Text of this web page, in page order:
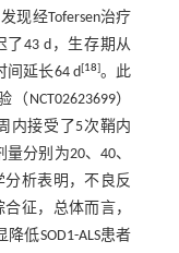
现经Tofersen治疗
43 d，生存期从
间延长64 d[18]。此
NCT02623699）
内接受了5次鞘内
分别为20、40、
分析表明，不良反
征，总体而言，
低SOD1-ALS患者